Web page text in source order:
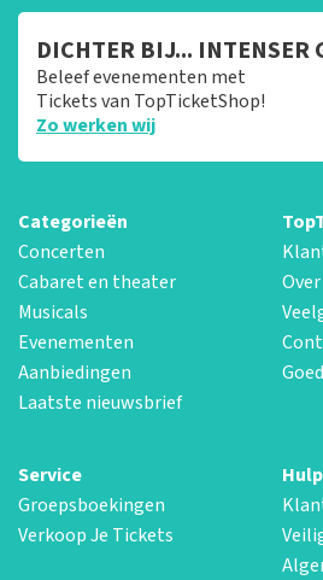
DICHTER BIJ... INTENSER
Beleef evenementen met
Tickets van TopTicketShop!
Zo werken wij
Categorieën
Concerten
Cabaret en theater
Musicals
Evenementen
Aanbiedingen
Laatste nieuwsbrief
Service
Groepsboekingen
Verkoop Je Tickets